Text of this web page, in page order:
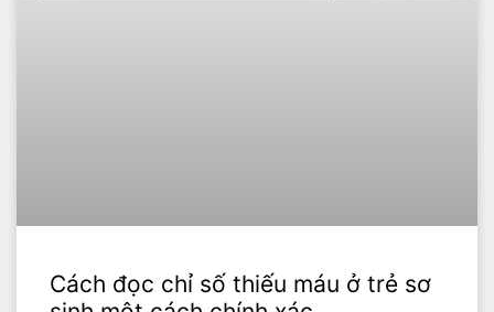
Cách đọc chỉ số thiếu máu ở trẻ sơ